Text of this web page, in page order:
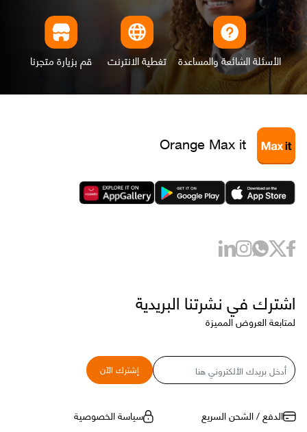
الأسئلة الشائعة والمساعدة تغطية الانترنت قم بزيارة متجرنا
Orange Max it
اشترك في نشرتنا البريدية
لمتابعة العروض المميزة
البريد
الإلكتروني
إشترك الآن
الدفع / الشحن السريع سياسة الخصوصية